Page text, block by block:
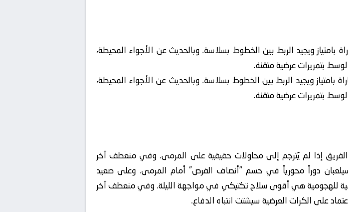
بامتياز ويجيد الربط بين الخطوط بسلاسة. وبالحديث عن الأجواء المحيطة،
بتمريرات عرضية متقنة.
بامتياز ويجيد الربط بين الخطوط بسلاسة. وبالحديث عن الأجواء المحيطة،
بتمريرات عرضية متقنة.
إذا لم يُترجم إلى محاولات حقيقية على المرمى. وفي منعطف آخر
دوراً محورياً في حسم “أنصاف الفرص” أمام المرمى. وعلى صعيد
للهجومية هي أقوى سلاح تكتيكي في مواجهة الليلة. وفي منعطف آخر
على الكرات العرضية سيشتت انتباه الدفاع.